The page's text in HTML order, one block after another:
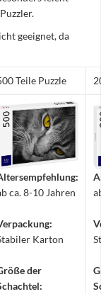
geeignet, da
Teile Puzzle
ca. 8-10 Jahren
Karton
der